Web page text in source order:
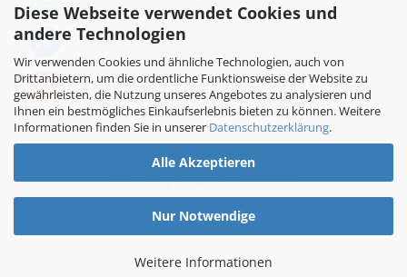
Diese Webseite verwendet Cookies und
andere Technologien
Wir verwenden Cookies und ähnliche Technologien, auch von
Drittanbietern, um die ordentliche Funktionsweise der Website zu
gewährleisten, die Nutzung unseres Angebotes zu analysieren und
Ihnen ein bestmögliches Einkaufserlebnis bieten zu können. Weitere
Informationen finden Sie in unserer Datenschutzerklärung.
Alle Akzeptieren
Nur Notwendige
Weitere Informationen
Messenger: sinni.ch
Instagram: sinni_ch
Online-Shopby sinni.ch © 2017-2026